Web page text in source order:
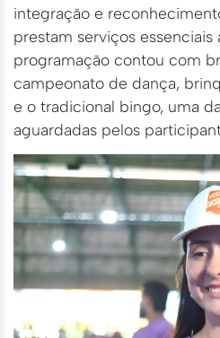
integração e
prestam serviços essenciais
programação contou com
campeonato de dança,
e o tradicional bingo, uma
aguardadas pelos